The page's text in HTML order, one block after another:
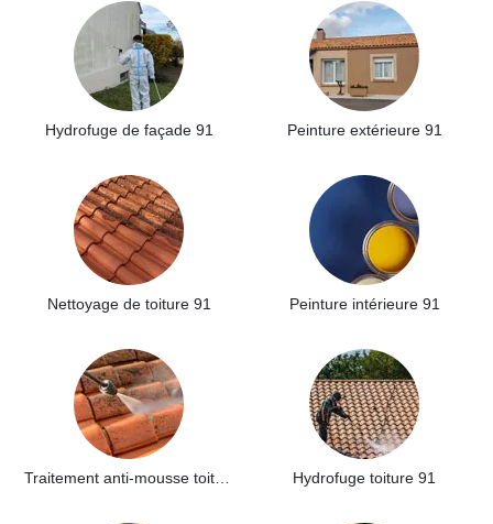
Hydrofuge de façade 91 Peinture extérieure 91
Nettoyage de toiture 91 Peinture intérieure 91
Hydrofuge toiture 91